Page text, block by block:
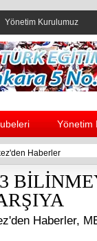
Yönetim Kurulumuz
yanı reklam alanı
Yönetim
Haberler
Haberler,